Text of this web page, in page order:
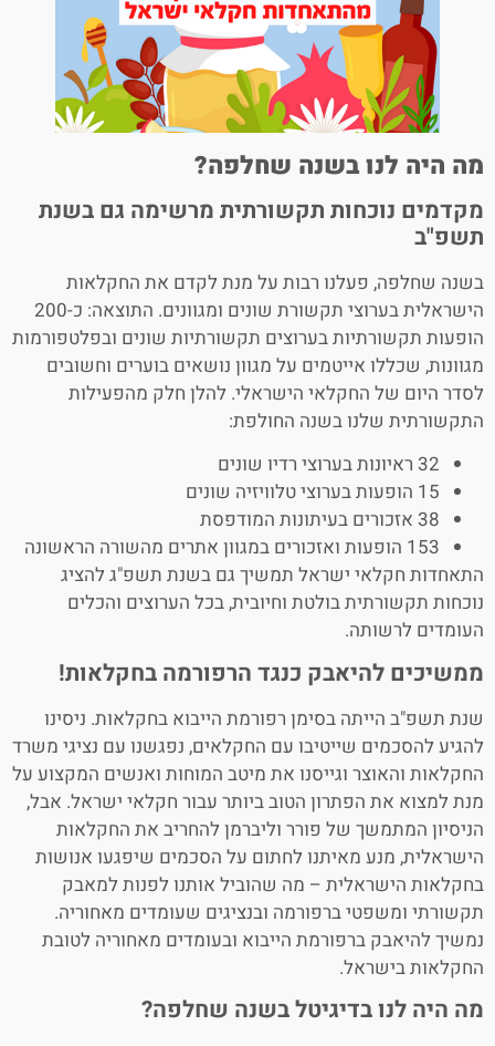
מה היה לנו בשנה שחלפה?
מקדמים נוכחות תקשורתית מרשימה גם בשנת
תשפ"ב
בשנה שחלפה, פעלנו רבות על מנת לקדם את החקלאות
הישראלית בערוצי תקשורת שונים ומגוונים. התוצאה: כ-200
הופעות תקשורתיות בערוצים תקשורתיות שונים ובפלטפורמות
מגוונות, שכללו אייטמים על מגוון נושאים בוערים וחשובים
לסדר היום של החקלאי הישראלי. להלן חלק מהפעילות
התקשורתית שלנו בשנה החולפת:
32 ראיונות בערוצי רדיו שונים
15 הופעות בערוצי טלוויזיה שונים
38 אזכורים בעיתונות המודפסת
153 הופעות ואזכורים במגוון אתרים מהשורה הראשונה
התאחדות חקלאי ישראל תמשיך גם בשנת תשפ"ג להציג
נוכחות תקשורתית בולטת וחיובית, בכל הערוצים והכלים
העומדים לרשותה.
ממשיכים להיאבק כנגד הרפורמה בחקלאות!
שנת תשפ"ב הייתה בסימן רפורמת הייבוא בחקלאות. ניסינו
להגיע להסכמים שייטיבו עם החקלאים, נפגשנו עם נציגי משרד
החקלאות והאוצר וגייסנו את מיטב המוחות ואנשים המקצוע על
מנת למצוא את הפתרון הטוב ביותר עבור חקלאי ישראל. אבל,
הניסיון המתמשך של פורר וליברמן להחריב את החקלאות
הישראלית, מנע מאיתנו לחתום על הסכמים שיפגעו אנושות
בחקלאות הישראלית – מה שהוביל אותנו לפנות למאבק
תקשורתי ומשפטי ברפורמה ובנציגים שעומדים מאחוריה.
נמשיך להיאבק ברפורמת הייבוא ובעומדים מאחוריה לטובת
החקלאות בישראל.
מה היה לנו בדיגיטל בשנה שחלפה?